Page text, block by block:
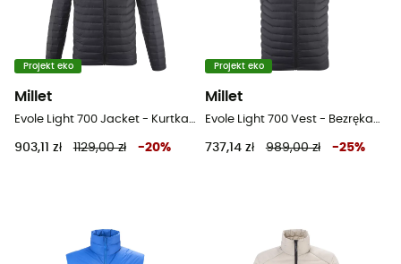
Projekt eko
Millet
Evole Light 700 Jacket - Kurtka puchowa meski
903,11 zł 1129,00 zł -20%
Projekt eko
Millet
Evole Light 700 Vest - Bezrękawnik puchowy męski
737,14 zł 989,00 zł -25%